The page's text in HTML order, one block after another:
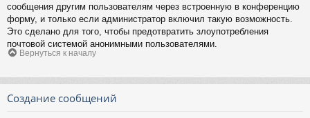
сообщения другим пользователям через встроенную в конференцию
форму, и только если администратор включил такую возможность.
Это сделано для того, чтобы предотвратить злоупотребления
почтовой системой анонимными пользователями.
Вернуться к началу
Создание сообщений